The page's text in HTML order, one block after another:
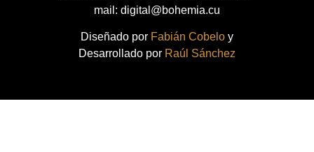
mail: digital@bohemia.cu
Diseñado por Fabián Cobelo y
Desarrollado por Raúl Sánchez